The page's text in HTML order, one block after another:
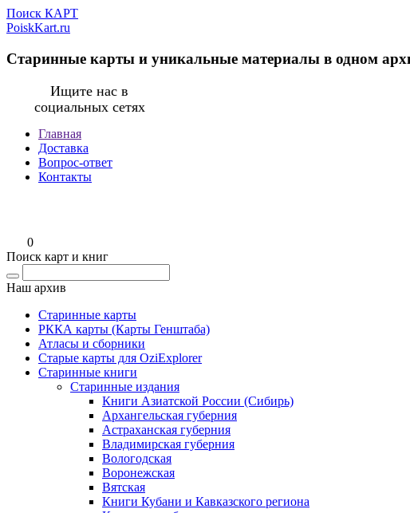
Поиск КАРТ
PoiskKart.ru
Старинные карты и уникальные материалы в одном
Ищите нас в
социальных сетях
Главная
Доставка
Вопрос-ответ
Контакты
0
Поиск карт и книг
Наш архив
Старинные карты
РККА карты (Карты Генштаба)
Атласы и сборники
Старые карты для OziExplorer
Старинные книги
Старинные издания
Книги Азиатской России (Сибирь)
Архангельская губерния
Астраханская губерния
Владимирская губерния
Вологодская
Воронежская
Вятская
Книги Кубани и Кавказского региона